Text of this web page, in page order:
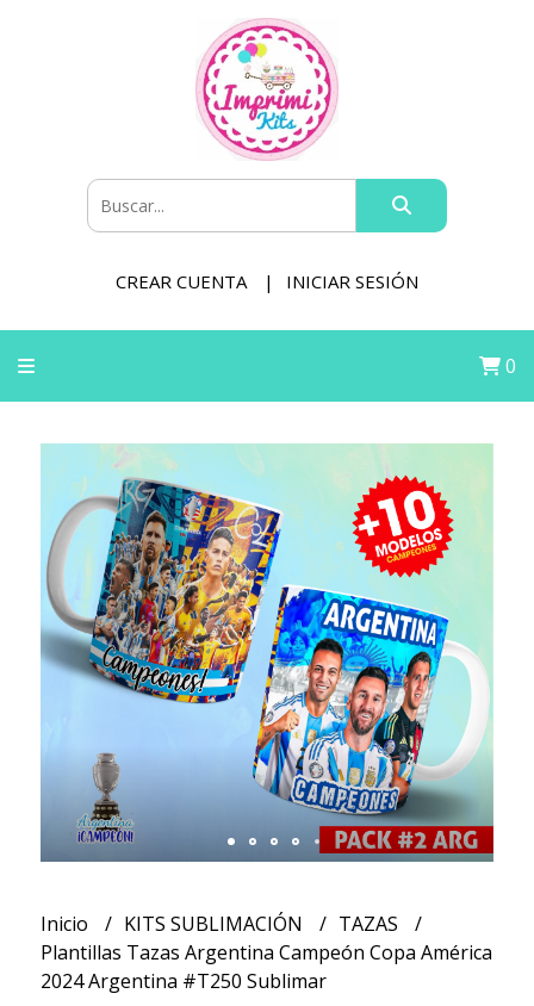
CREAR CUENTA INICIAR SESIÓN
0
Inicio KITS SUBLIMACIÓN
TAZAS
Plantillas Tazas Argentina Campeón Copa América
2024 Argentina #T250 Sublimar